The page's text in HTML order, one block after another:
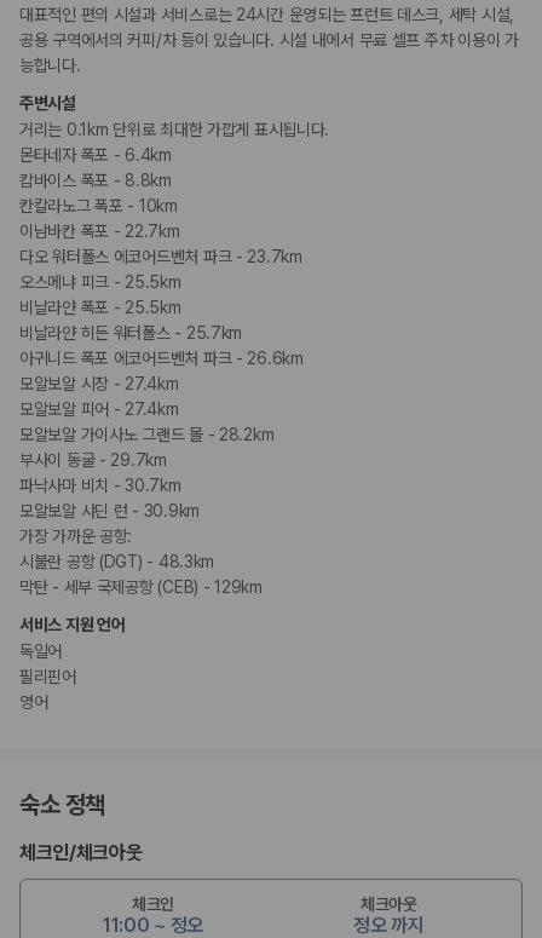
대표적인 편의 시설과 서비스로는 24시간 운영되는 프런트 데스크, 세탁 시설,
공용 구역에서의 커피/차 등이 있습니다. 시설 내에서 무료 셀프 주차 이용이 가
능합니다.
주변시설
거리는 0.1km 단위로 최대한 가깝게 표시됩니다.
몬타네자 폭포 - 6.4km
캄바이스 폭포 - 8.8km
칸칼라노그 폭포 - 10km
이남바칸 폭포 - 22.7km
다오 워터폴스 에코어드벤처 파크 - 23.7km
오스메냐 피크 - 25.5km
비날라얀 폭포 - 25.5km
비날라얀 히든 워터폴스 - 25.7km
아귀니드 폭포 에코어드벤처 파크 - 26.6km
모알보알 시장 - 27.4km
모알보알 피어 - 27.4km
모알보알 가이사노 그랜드 몰 - 28.2km
부사이 동굴 - 29.7km
파낙사마 비치 - 30.7km
모알보알 샤딘 런 - 30.9km
가장 가까운 공항:
시불란 공항 (DGT) - 48.3km
막탄 - 세부 국제공항 (CEB) - 129km
서비스 지원 언어
독일어
필리핀어
영어
숙소 정책
체크인/체크아웃
체크인
11:00 ~ 정오
체크아웃
정오 까지